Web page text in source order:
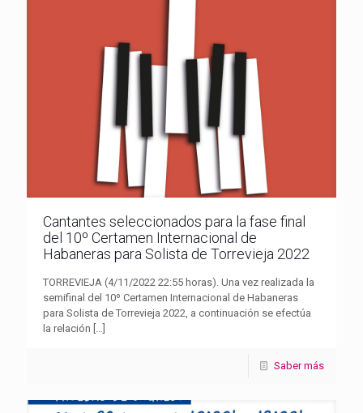
Cantantes seleccionados para la fase final
del 10º Certamen Internacional de
Habaneras para Solista de Torrevieja 2022
TORREVIEJA (4/11/2022 22:55 horas). Una vez realizada la
semifinal del 10º Certamen Internacional de Habaneras
para Solista de Torrevieja 2022, a continuación se efectúa
la relación […]
Saber más